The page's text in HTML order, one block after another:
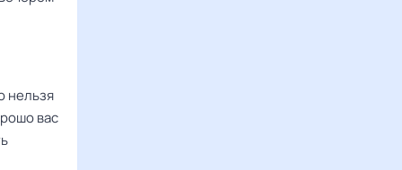
нельзя
вас